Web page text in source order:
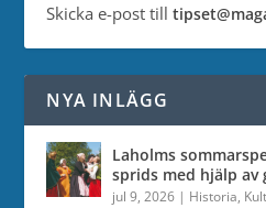
Skicka e-post till
NYA INLÄGG
Laholms
sprids med hjälp av
jul 9, 2026 | Historia,